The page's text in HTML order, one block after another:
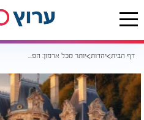
דף הבית יהדות יותר מכל ארמון: הפאר האמיתי נמצא בבית הכנסת